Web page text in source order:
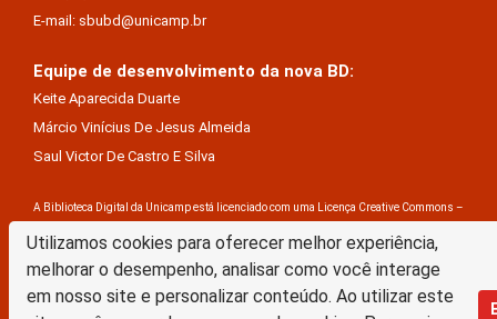
Utilizamos cookies para oferecer melhor experiência,
melhorar o desempenho, analisar como você interage
em nosso site e personalizar conteúdo. Ao utilizar este
E-mail: sbubd@unicamp.br
Equipe de desenvolvimento da nova BD:
Keite Aparecida Duarte
Márcio Vinícius De Jesus Almeida
Saul Victor De Castro E Silva
A Biblioteca Digital da Unicamp está licenciado com uma Licença Creative Commons –
Atribuição Sem Derivações 4.0 Internacional